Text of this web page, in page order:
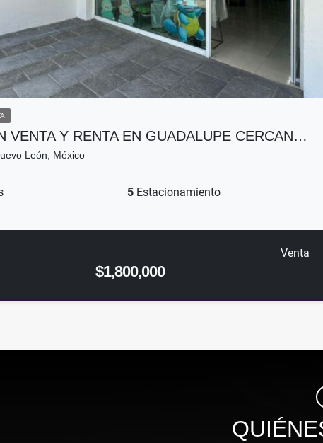
VENTA Y RENTA EN GUADALUPE CERCAN…
León, México
5 Estacionamiento
Venta
$1,800,000